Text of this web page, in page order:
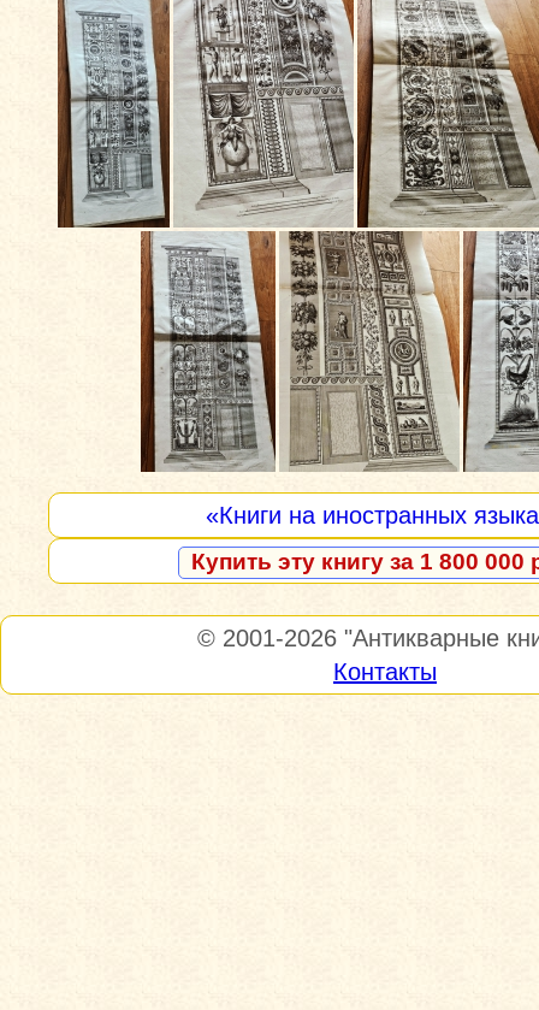
«Книги на иностранных
Купить эту книгу за 1 800 000
© 2001-2026 "Антикварные
Контакты